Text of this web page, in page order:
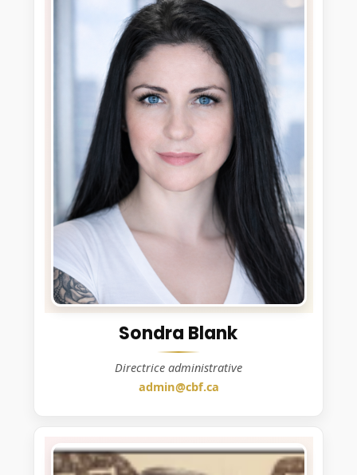
Sondra Blank
Directrice administrative
admin@cbf.ca